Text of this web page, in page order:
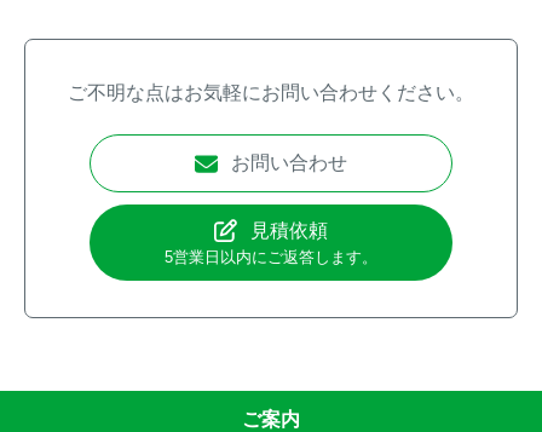
ご不明な点はお気軽にお問い合わせください。
お問い合わせ
見積依頼
5営業日以内にご返答します。
ご案内